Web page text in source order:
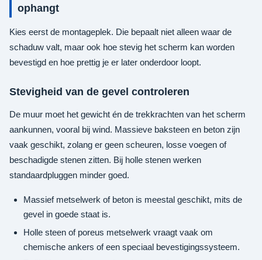
ophangt
Kies eerst de montageplek. Die bepaalt niet alleen waar de
schaduw valt, maar ook hoe stevig het scherm kan worden
bevestigd en hoe prettig je er later onderdoor loopt.
Stevigheid van de gevel controleren
De muur moet het gewicht én de trekkrachten van het scherm
aankunnen, vooral bij wind. Massieve baksteen en beton zijn
vaak geschikt, zolang er geen scheuren, losse voegen of
beschadigde stenen zitten. Bij holle stenen werken
standaardpluggen minder goed.
Massief metselwerk of beton is meestal geschikt, mits de
gevel in goede staat is.
Holle steen of poreus metselwerk vraagt vaak om
chemische ankers of een speciaal bevestigingssysteem.